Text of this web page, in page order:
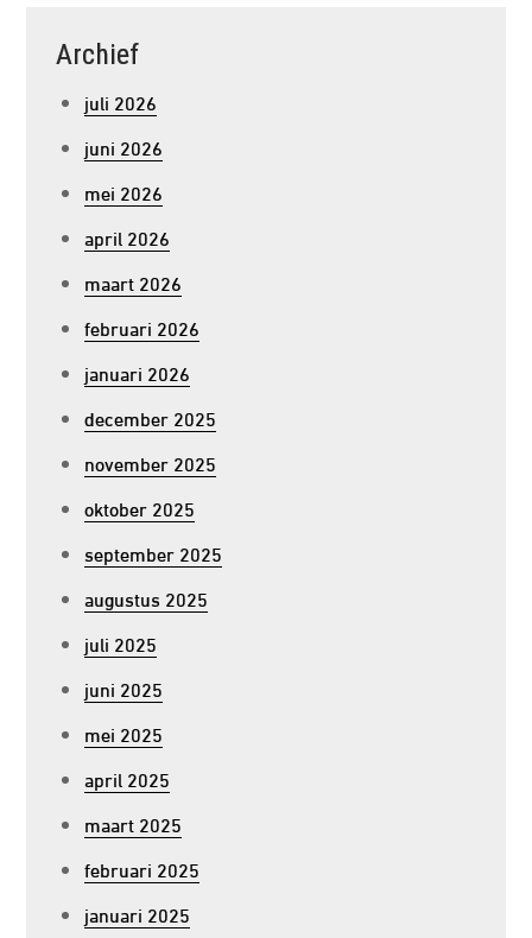
Archief
juli 2026
juni 2026
mei 2026
april 2026
maart 2026
februari 2026
januari 2026
december 2025
november 2025
oktober 2025
september 2025
augustus 2025
juli 2025
juni 2025
mei 2025
april 2025
maart 2025
februari 2025
januari 2025